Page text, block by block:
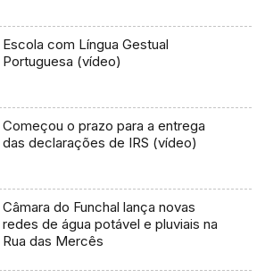
Escola com Língua Gestual
Portuguesa (vídeo)
Começou o prazo para a entrega
das declarações de IRS (vídeo)
Câmara do Funchal lança novas
redes de água potável e pluviais na
Rua das Mercês